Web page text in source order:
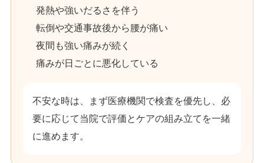
発熱や強いだるさを伴う
転倒や交通事故後から腰が痛い
夜間も強い痛みが続く
痛みが日ごとに悪化している
不安な時は、まず医療機関で検査を優先し、必
要に応じて当院で評価とケアの組み立てを一緒
に進めます。